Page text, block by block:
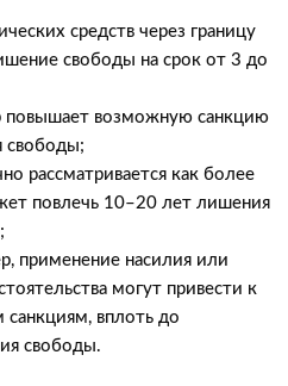
средств через границу
свободы на срок от 3 до
повышает возможную санкцию
свободы;
рассматривается как более
повлечь 10–20 лет лишения
применение насилия или
могут привести к
санкциям, вплоть до
свободы.